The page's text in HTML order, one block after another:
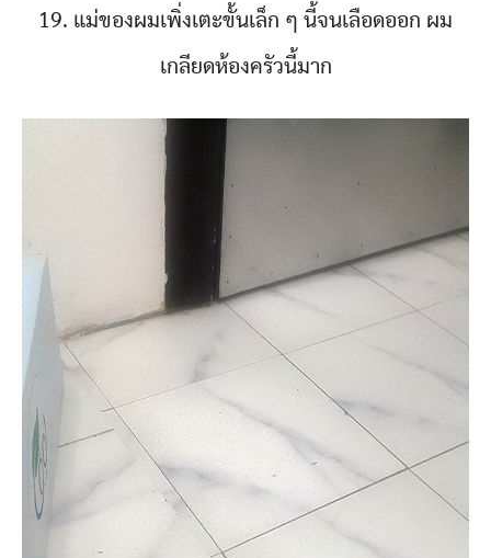
19. แม่ของผมเพิ่งเตะขั้นเล็ก ๆ นี้จนเลือดออก ผม
เกลียดห้องครัวนี้มาก